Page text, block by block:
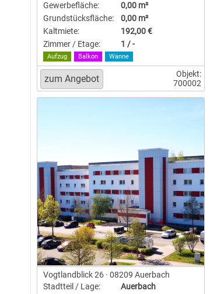
Gewerbefläche:
0,00 m²
Grundstücksfläche:
0,00 m²
Kaltmiete:
192,00 €
Zimmer / Etage:
1 / -
Aufzug Balkon Wanne
Objekt:
700002
Vogtlandblick 26 · 08209 Auerbach
Stadtteil / Lage:
Auerbach